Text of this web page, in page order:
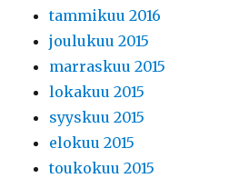
tammikuu 2016
joulukuu 2015
marraskuu 2015
lokakuu 2015
syyskuu 2015
elokuu 2015
toukokuu 2015